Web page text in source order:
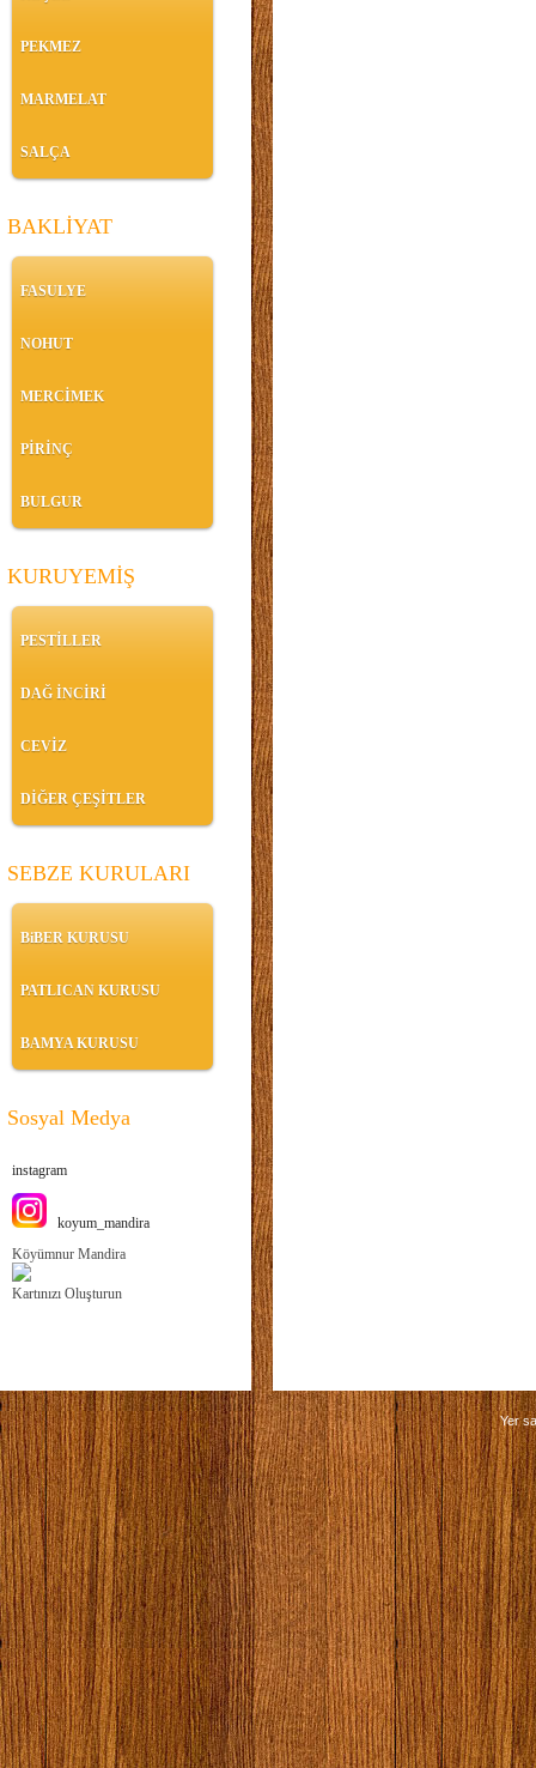
PEKMEZ
MARMELAT
SALÇA
BAKLİYAT
FASULYE
NOHUT
MERCİMEK
PİRİNÇ
BULGUR
KURUYEMİŞ
PESTİLLER
DAĞ İNCİRİ
CEVİZ
DİĞER ÇEŞİTLER
SEBZE KURULARI
BiBER KURUSU
PATLICAN KURUSU
BAMYA KURUSU
Sosyal Medya
instagram
koyum_mandira
Köyümnur Mandira
Kartınızı Oluşturun
Yer